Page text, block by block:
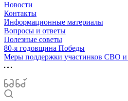
Новости
Контакты
Информационные материалы
Вопросы и ответы
Полезные советы
80-я годовщина Победы
Меры поддержки участинков СВО и